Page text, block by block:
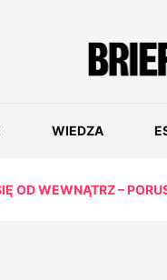
WIEDZA
OD WEWNĄTRZ –